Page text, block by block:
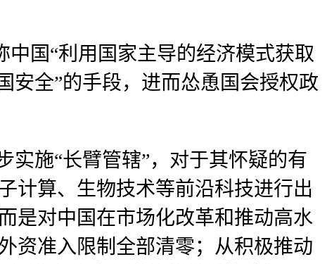
国“利用国家主导的经济模式获取
安全”的手段，进而怂恿国会授权政
实施“长臂管辖”，对于其怀疑的有
计算、生物技术等前沿科技进行出
是对中国在市场化改革和推动高水
资准入限制全部清零；从积极推动